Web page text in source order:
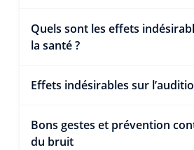
Quels sont les effets
la santé ?
Effets indésirables sur
Bons gestes et prévention
du bruit